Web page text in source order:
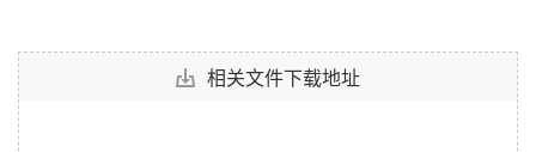
相关文件下载地址